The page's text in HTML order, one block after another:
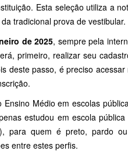
Esta seleção utiliza a
tradicional prova de
de 2025, sempre pela
primeiro, realizar seu
deste passo, é preciso
Médio em escolas
estudou em escola
para quem é preto, pardo
entre estes perfis.